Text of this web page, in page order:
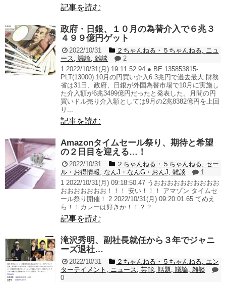
記事を読む
政府・日銀、１０月の為替介入で６兆３
４９９億円ゲット
2022/10/31 ２ちゃんねる・５ちゃんねる
ニュ
ース
議論 雑談
2
1 2022/10/31(月) 19:11:52.94 ● BE:135853815-
PLT(13000) 10月の円買い介入6.3兆円で過去最大 財務
省は31日、政府、日銀が外国為替市場で10月に実施し
た介入額が6兆3499億円だったと発表した。月間の円
買いドル売り介入額としては9月の2兆8382億円を上回
り...
記事を読む
Amazonタイムセール祭り、期待と希望
の２日目を迎える…！
2022/10/31 ２ちゃんねる・５ちゃんねる
セー
ル・お得情報
なんJ・なんG・おんJ 雑談
1
1 2022/10/31(月) 09:18:50.47 うおおおおおおおおおお
おおおおおおお！！！ 安い！！！ アマゾン タイムセ
ール祭り開催！ 2 2022/10/31(月) 09:20:01.65 てめえ
ら！！カレーは好きか！！？？ ...
記事を読む
滝沢秀明、副社長就任から３年でジャニ
ーズ退社…
2022/10/31 ２ちゃんねる・５ちゃんねる
エン
ターテイメント
ニュース 芸能 話題 議論 雑談
0